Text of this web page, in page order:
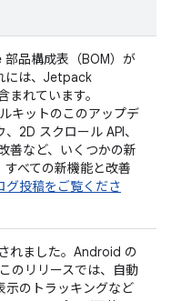
品構成表（BOM）が
には、Jetpack
れています。
キットのこのアップデ
2D スクロール API、
善など、いくつかの新
べての新機能と改善
グ投稿をご覧くださ
れました。Android の
のリリースでは、自動
示のトラッキングなど